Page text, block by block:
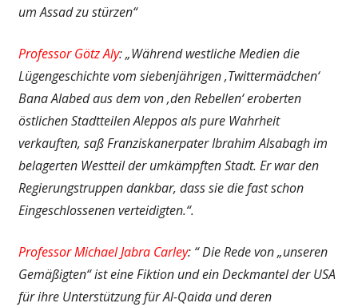
um Assad zu stürzen“
Professor Götz Aly: „Während westliche Medien die
Lügengeschichte vom siebenjährigen ‚Twittermädchen‘
Bana Alabed aus dem von ‚den Rebellen‘ eroberten
östlichen Stadtteilen Aleppos als pure Wahrheit
verkauften, saß Franziskanerpater Ibrahim Alsabagh im
belagerten Westteil der umkämpften Stadt. Er war den
Regierungstruppen dankbar, dass sie die fast schon
Eingeschlossenen verteidigten.“.
Professor Michael Jabra Carley: “ Die Rede von „unseren
Gemäßigten“ ist eine Fiktion und ein Deckmantel der USA
für ihre Unterstützung für Al-Qaida und deren